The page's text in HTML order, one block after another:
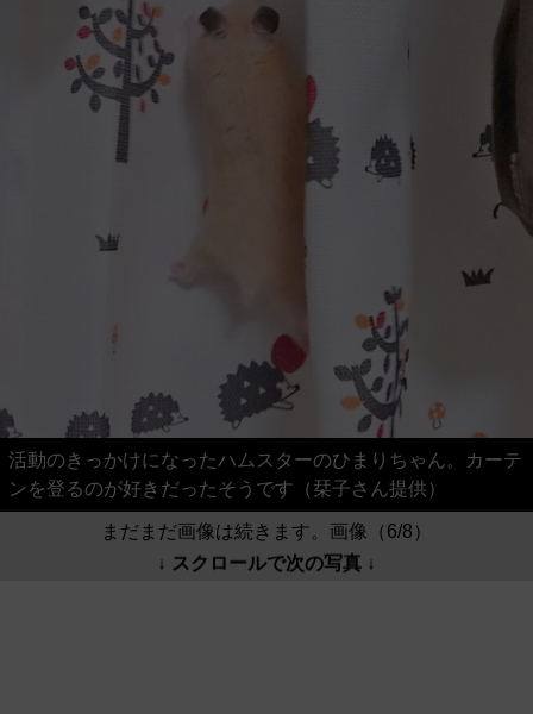
活動のきっかけになったハムスターのひまりちゃん。カーテ
ンを登るのが好きだったそうです（栞子さん提供）
まだまだ画像は続きます。画像（6/8）
↓ スクロールで次の写真 ↓